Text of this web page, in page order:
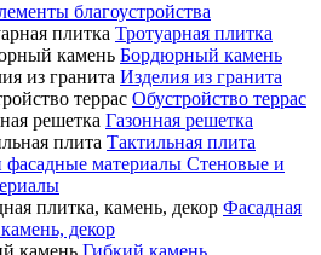
благоустройства
Тротуарная плитка
Бордюрный камень
Изделия из гранита
Обустройство террас
Газонная решетка
Тактильная плита
Стеновые и
Фасадная
декор
Гибкий камень